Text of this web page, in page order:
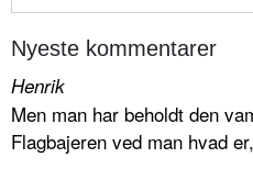
Nyeste kommentarer
Henrik
Men man har beholdt den
Flagbajeren ved man hvad